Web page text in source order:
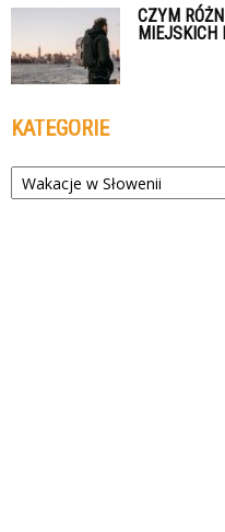
CZYM
MIEJSKICH
KATEGORIE
Kategorie